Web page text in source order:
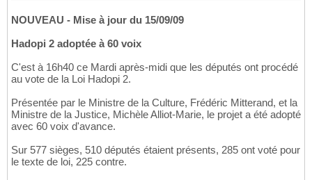
NOUVEAU - Mise à jour du 15/09/09
Hadopi 2 adoptée à 60 voix
C'est à 16h40 ce Mardi après-midi que les députés ont procédé
au vote de la Loi Hadopi 2.
Présentée par le Ministre de la Culture, Frédéric Mitterand, et la
Ministre de la Justice, Michèle Alliot-Marie, le projet a été adopté
avec 60 voix d'avance.
Sur 577 sièges, 510 députés étaient présents, 285 ont voté pour
le texte de loi, 225 contre.